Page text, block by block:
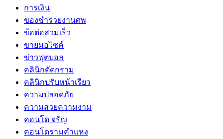
การเงิน
ของชำร่วยงานศพ
ข้อต่อสวมเร็ว
ขายมอไซค์
ข่าวฟุตบอล
คลินิกตัดกราม
คลินิกปรับหน้าเรียว
ความปลอดภัย
ความสวยความงาม
คอนโด จรัญ
คอนโดรามคำแหง